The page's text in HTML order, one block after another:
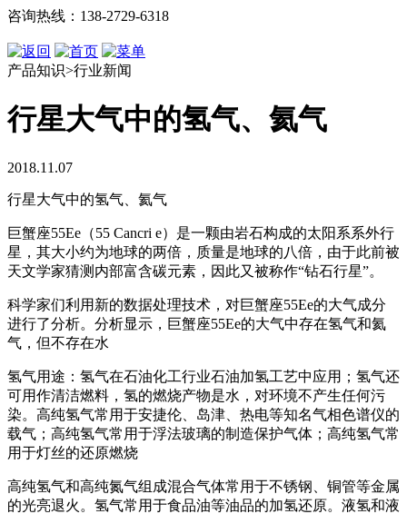
咨询热线：138-2729-6318
产品知识>行业新闻
行星大气中的氢气、氦气
2018.11.07
行星大气中的氢气、氦气
巨蟹座55Ee（55 Cancri e）是一颗由岩石构成的太阳系系外行
星，其大小约为地球的两倍，质量是地球的八倍，由于此前被
天文学家猜测内部富含碳元素，因此又被称作“钻石行星”。
科学家们利用新的数据处理技术，对巨蟹座55Ee的大气成分
进行了分析。分析显示，巨蟹座55Ee的大气中存在氢气和氦
气，但不存在水
氢气用途：氢气在石油化工行业石油加氢工艺中应用；氢气还
可用作清洁燃料，氢的燃烧产物是水，对环境不产生任何污
染。高纯氢气常用于安捷伦、岛津、热电等知名气相色谱仪的
载气；高纯氢气常用于浮法玻璃的制造保护气体；高纯氢气常
用于灯丝的还原燃烧
高纯氢气和高纯氮气组成混合气体常用于不锈钢、铜管等金属
的光亮退火。氢气常用于食品油等油品的加氢还原。液氢和液